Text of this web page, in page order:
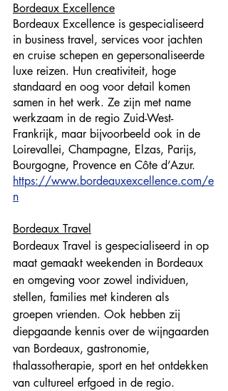
Bordeaux Excellence
Bordeaux Excellence is gespecialiseerd
in business travel, services voor jachten
en cruise schepen en gepersonaliseerde
luxe reizen. Hun creativiteit, hoge
standaard en oog voor detail komen
samen in het werk. Ze zijn met name
werkzaam in de regio Zuid-West-
Frankrijk, maar bijvoorbeeld ook in de
Loirevallei, Champagne, Elzas, Parijs,
Bourgogne, Provence en Côte d’Azur.
https://www.bordeauxexcellence.com/e
n
Bordeaux Travel
Bordeaux Travel is gespecialiseerd in op
maat gemaakt weekenden in Bordeaux
en omgeving voor zowel individuen,
stellen, families met kinderen als
groepen vrienden. Ook hebben zij
diepgaande kennis over de wijngaarden
van Bordeaux, gastronomie,
thalassotherapie, sport en het ontdekken
van cultureel erfgoed in de regio.